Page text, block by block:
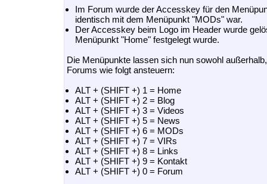
Im Forum wurde der Accesskey für den
identisch mit dem Menüpunkt "MODs" war.
Der Accesskey beim Logo im Header wurde
Menüpunkt "Home" festgelegt wurde.
Die Menüpunkte lassen sich nun sowohl
Forums wie folgt ansteuern:
ALT + (SHIFT +) 1 = Home
ALT + (SHIFT +) 2 = Blog
ALT + (SHIFT +) 3 = Videos
ALT + (SHIFT +) 5 = News
ALT + (SHIFT +) 6 = MODs
ALT + (SHIFT +) 7 = VIRs
ALT + (SHIFT +) 8 = Links
ALT + (SHIFT +) 9 = Kontakt
ALT + (SHIFT +) 0 = Forum